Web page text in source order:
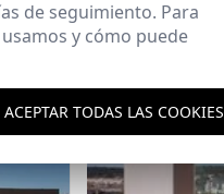
de seguimiento. Para
y cómo puede
ACEPTAR TODAS LAS COOKIES